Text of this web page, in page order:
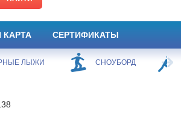
КАРТА СЕРТИФИКАТЫ
ЛЫЖИ СНОУБОРД